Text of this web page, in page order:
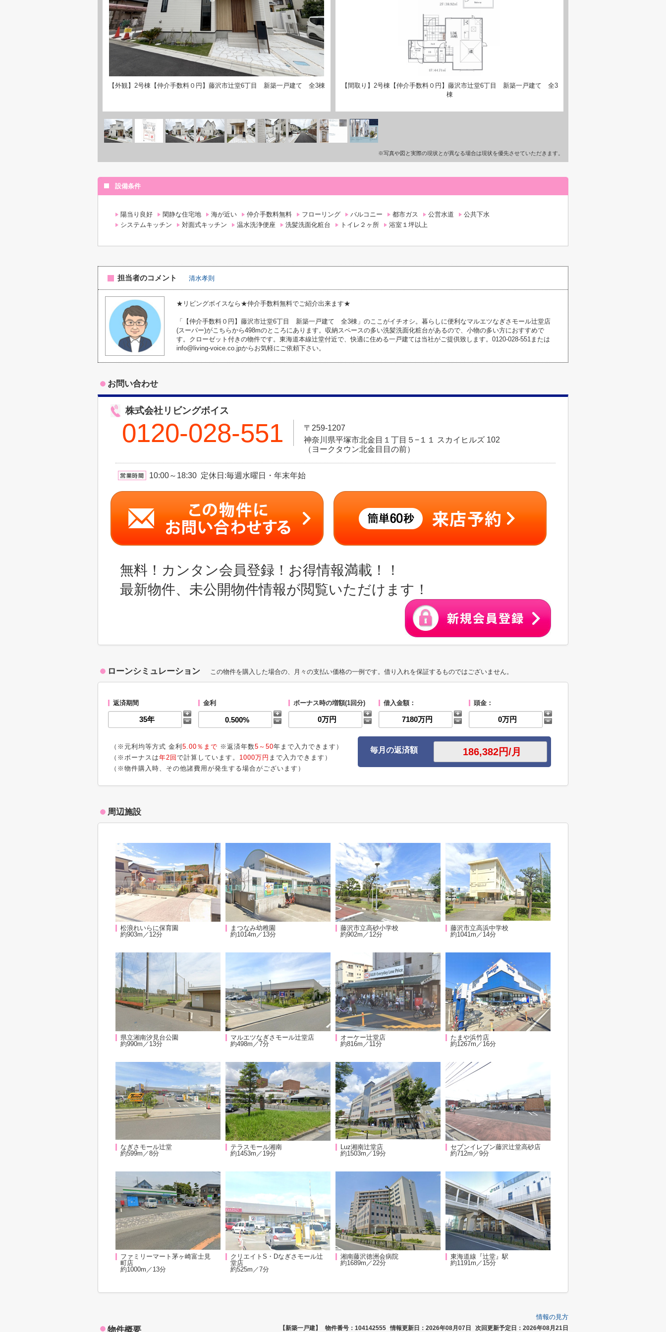
【外観】2号棟【仲介手数料０円】藤沢市辻堂6丁目 新築一戸建て 全3棟
【間取り】2号棟【仲介手数料０円】藤沢市辻堂6丁目 新築一戸建て 全3
棟
※写真や図と実際の現状とが異なる場合は現状を優先させていただきます。
設備条件
陽当り良好 閑静な住宅地 海が近い 仲介手数料無料 フローリング バルコニー 都市ガス 公営水道
公共下水
システムキッチン
対面式キッチン 温水洗浄便座 洗髪洗面化粧台 トイレ２ヶ所 浴室１坪以上
担当者のコメント 清水孝則
★リビングボイスなら★仲介手数料無料でご紹介出来ます★
「【仲介手数料０円】藤沢市辻堂6丁目 新築一戸建て 全3棟」のここがイチオシ。暮らしに便利なマルエツなぎさモール辻堂店
(スーパー)がこちらから498mのところにあります。収納スペースの多い洗髪洗面化粧台があるので、小物の多い方におすすめで
す。クローゼット付きの物件です。東海道本線辻堂付近で、快適に住める一戸建ては当社がご提供致します。0120-028-551または
info@living-voice.co.jpからお気軽にご依頼下さい。
お問い合わせ
株式会社リビングボイス
0120-028-551
〒259-1207
神奈川県平塚市北金目１丁目５−１１ スカイヒルズ 102
（ヨークタウン北金目目の前）
10:00～18:30 定休日:毎週水曜日・年末年始
無料！カンタン会員登録！お得情報満載！！
最新物件、未公開物件情報が閲覧いただけます！
ローンシミュレーション この物件を購入した場合の、月々の支払い価格の一例です。借り入れを保証するものではございません。
返済期間 金利 ボーナス時の増額(1回分) 借入金額： 頭金：
（※元利均等方式 金利 5.00％まで ※返済年数5～50年まで入力できます）
（※ボーナスは年2回 で計算しています。 1000万円 まで入力できます）
（※物件購入時、その他諸費用が発生する場合がございます）
毎月の返済額
周辺施設
松浪れいらに保育園
約903m／12分
まつなみ幼稚園
約1014m／13分
藤沢市立高砂小学校
約902m／12分
藤沢市立高浜中学校
約1041m／14分
県立湘南汐見台公園
約990m／13分
マルエツなぎさモール辻堂店
約498m／7分
オーケー辻堂店
約816m／11分
たまや浜竹店
約1267m／16分
なぎさモール辻堂
約599m／8分
テラスモール湘南
約1453m／19分
Luz湘南辻堂店
約1503m／19分
セブンイレブン藤沢辻堂高砂店
約712m／9分
ファミリーマート茅ヶ崎富士見
町店
約1000m／13分
クリエイトS・Dなぎさモール辻
堂店
約525m／7分
湘南藤沢徳洲会病院
約1689m／22分
東海道線『辻堂』駅
約1191m／15分
情報の見方
物件概要 【新築一戸建】 物件番号：104142555 情報更新日：2026年08月07日 次回更新予定日：2026年08月21日